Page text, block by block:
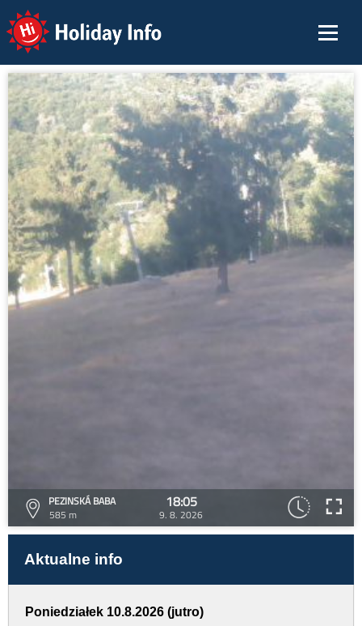
Holiday Info
PEZINSKÁ BABA
585 m
18:05
9. 8. 2026
Aktualne info
Poniedziałek 10.8.2026 (jutro)